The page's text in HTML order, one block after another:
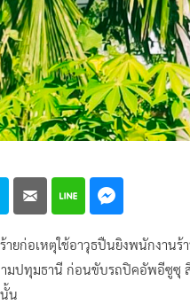
ยก่อเหตุใช้อาวุธปืนยิงพนักงาน
มปทุมธานี ก่อนขับรถปิคอัพอีซูซุ สี
น